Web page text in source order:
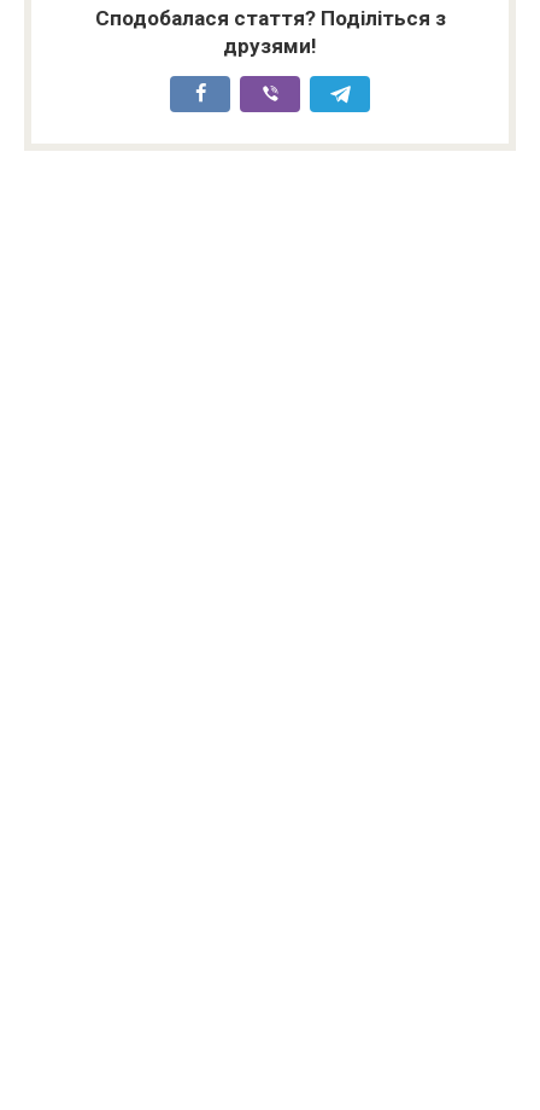
Сподобалася стаття? Поділіться з
друзями!